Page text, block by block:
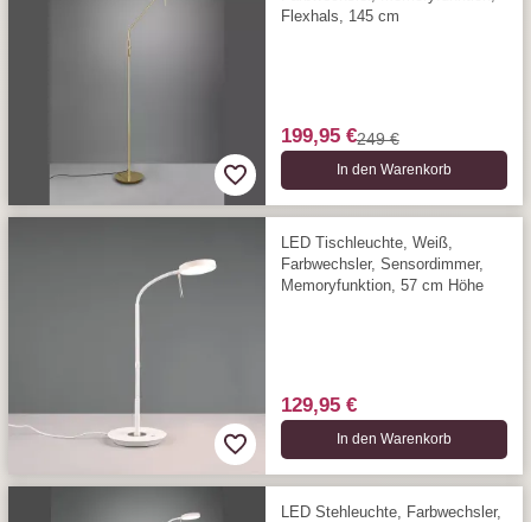
Flexhals, 145 cm
199,95 €249 €
In den Warenkorb
LED Tischleuchte, Weiß,
Farbwechsler, Sensordimmer,
Memoryfunktion, 57 cm Höhe
129,95 €
In den Warenkorb
LED Stehleuchte, Farbwechsler,